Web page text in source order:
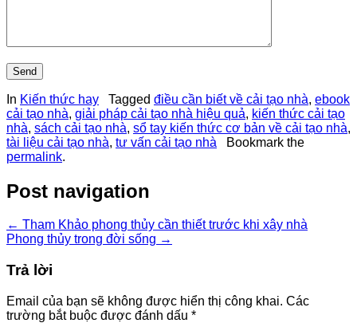
In Kiến thức hay Tagged điều cần biết về cải tạo nhà, ebook
cải tạo nhà, giải pháp cải tạo nhà hiệu quả, kiến thức cải tạo
nhà, sách cải tạo nhà, sổ tay kiến thức cơ bản về cải tạo nhà,
tài liệu cải tạo nhà, tư vấn cải tạo nhà Bookmark the
permalink.
Post navigation
← Tham Khảo phong thủy cần thiết trước khi xây nhà
Phong thủy trong đời sống →
Trả lời
Email của bạn sẽ không được hiển thị công khai. Các
trường bắt buộc được đánh dấu *